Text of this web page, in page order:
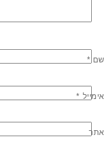
שם *
אימייל *
אתר